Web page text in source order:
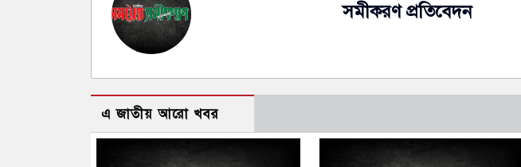
সমীকরণ প্রতিবেদন
এ জাতীয় আরো খবর